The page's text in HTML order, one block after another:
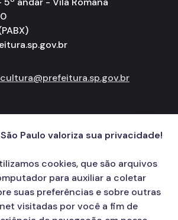
Facebook
do Flickr
Paulo valoriza sua privacidade!
cookies, que são arquivos
para auxiliar a coletar
suas preferências e sobre outras
visitadas por você a fim de